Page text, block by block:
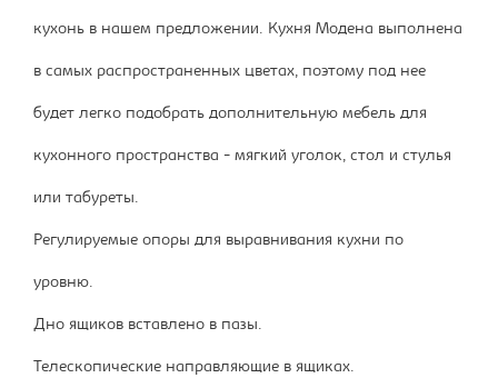
кухонь в нашем предложении. Кухня Модена выполнена
в самых распространенных цветах, поэтому под нее
будет легко подобрать дополнительную мебель для
кухонного пространства - мягкий уголок, стол и стулья
или табуреты.
Регулируемые опоры для выравнивания кухни по
уровню.
Дно ящиков вставлено в пазы.
Телескопические направляющие в ящиках.